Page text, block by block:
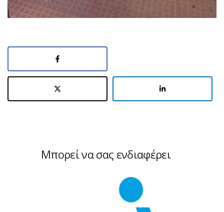
Μπορεί να σας ενδιαφέρει